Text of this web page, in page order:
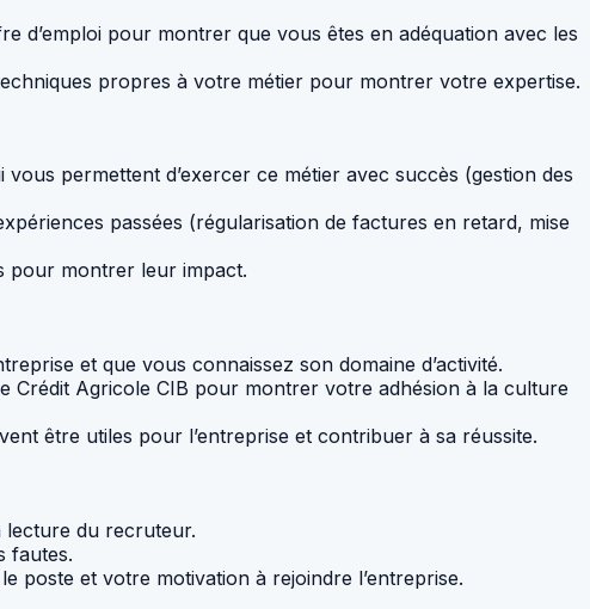
d’emploi pour montrer que vous êtes en adéquation avec les
propres à votre métier pour montrer votre expertise.
permettent d’exercer ce métier avec succès (gestion des
passées (régularisation de factures en retard, mise
pour montrer leur impact.
et que vous connaissez son domaine d’activité.
Crédit Agricole CIB pour montrer votre adhésion à la culture
être utiles pour l’entreprise et contribuer à sa réussite.
lecture du recruteur.
fautes.
poste et votre motivation à rejoindre l’entreprise.